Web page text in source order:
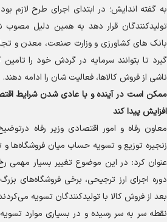
به گفته اندایش؛ در ابتدای اجرای طرح لازم
بانک های کشاورزی و وزارت صنعت، معدن و
گیرد تا بتوانند سرمایه در گردش خود را
ناشی از فروش کالاها، فعالیت شان را ادامه دهند.
ممکن است در آینده و با عادی شدن شرایط
افزایش پیدا کند
معاون رفاه و امور اقتصادی وزیر رفاه
زنجیره توزیع و تسویه حساب میان فروشگاه‌ها و
عنوان کرد: در این موضوع تغییر بسیار مهمی
بعد از فروش کالا با تولیدکنندگان تسویه
نقطه سر به سر رسیده و در بسیاری موارد